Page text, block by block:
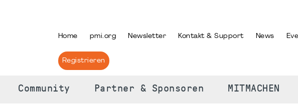
Home pmi.org Newsletter Kontakt & Support News
Registrieren
Community Partner & Sponsoren MITMACHEN